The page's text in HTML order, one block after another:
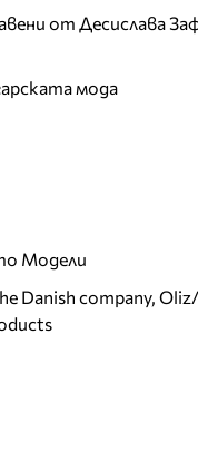
от Десислава
мода
Модели
Danish company,